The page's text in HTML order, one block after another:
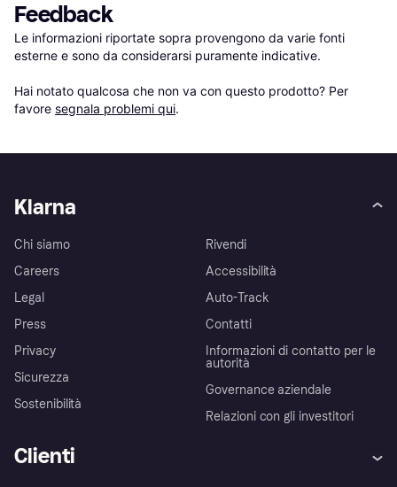
Feedback
Le informazioni riportate sopra provengono da varie fonti
esterne e sono da considerarsi puramente indicative.
Hai notato qualcosa che non va con questo prodotto? Per
favore segnala problemi qui.
Klarna
Chi siamo
Careers
Legal
Press
Privacy
Sicurezza
Sostenibilità
Rivendi
Accessibilità
Auto-Track
Contatti
Informazioni di contatto per le
autorità
Governance aziendale
Relazioni con gli investitori
Clienti